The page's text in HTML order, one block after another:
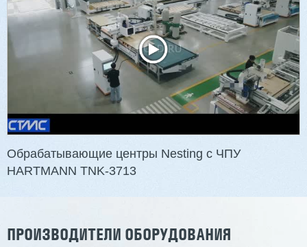
2 901 639 ₽
Артикул: 2497
Длина заготовки: 400-1500 мм
Макс. ширина заготовки: 580 мм
Станок проходного типа
Узлы: 4 пилы, 2 фрезы
Обрабатывающие центры Nesting с ЧПУ
HARTMANN TNK-3713
ПРОИЗВОДИТЕЛИ ОБОРУДОВАНИЯ